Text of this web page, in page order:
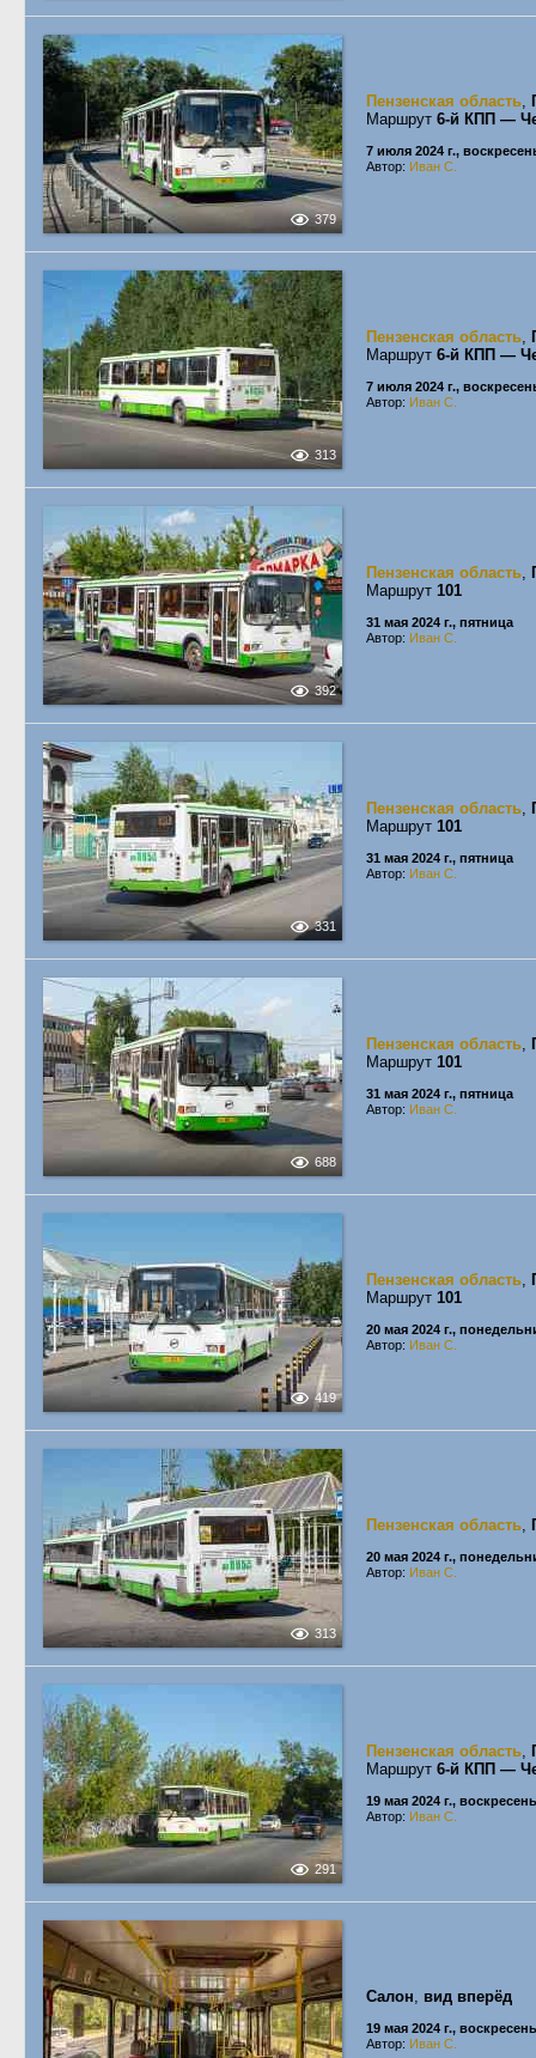
379
Пензенская область,
Маршрут 6-й КПП —
7 июля 2024 г.,
Автор: Иван С.
313
Пензенская область,
Маршрут 6-й КПП —
7 июля 2024 г.,
Автор: Иван С.
392
Пензенская область,
Маршрут 101
31 мая 2024 г., пятница
Автор: Иван С.
331
Пензенская область,
Маршрут 101
31 мая 2024 г., пятница
Автор: Иван С.
688
Пензенская область,
Маршрут 101
31 мая 2024 г., пятница
Автор: Иван С.
419
Пензенская область,
Маршрут 101
20 мая 2024 г.,
Автор: Иван С.
313
Пензенская область,
20 мая 2024 г.,
Автор: Иван С.
291
Пензенская область,
Маршрут 6-й КПП —
19 мая 2024 г.,
Автор: Иван С.
Салон, вид вперёд
19 мая 2024 г.,
Автор: Иван С.